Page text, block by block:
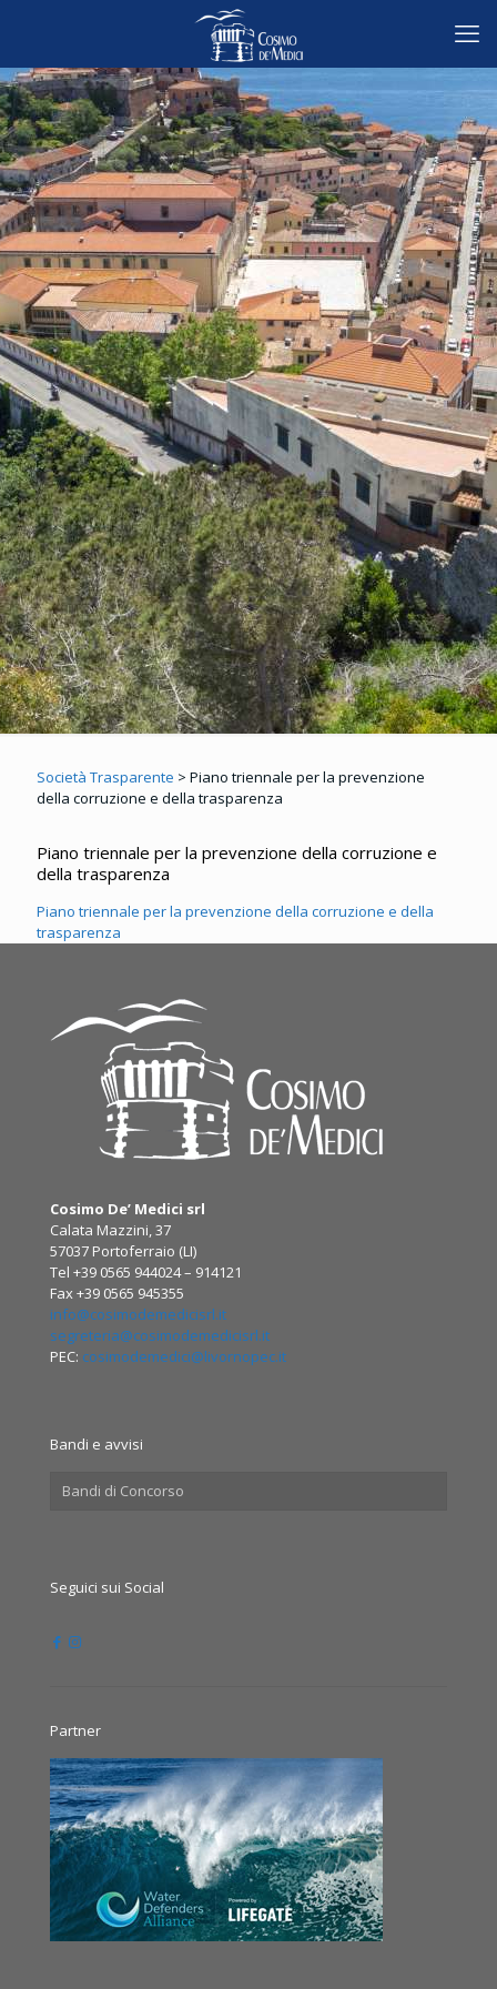
Società Trasparente > Piano triennale per la prevenzione
della corruzione e della trasparenza
Piano triennale per la prevenzione della corruzione e
della trasparenza
Piano triennale per la prevenzione della corruzione e della
trasparenza
Cosimo De’ Medici srl
Calata Mazzini, 37
57037 Portoferraio (LI)
Tel +39 0565 944024 – 914121
Fax +39 0565 945355
info@cosimodemedicisrl.it
segreteria@cosimodemedicisrl.it
PEC: cosimodemedici@livornopec.it
Bandi e avvisi
Bandi di Concorso
Seguici sui Social
Partner